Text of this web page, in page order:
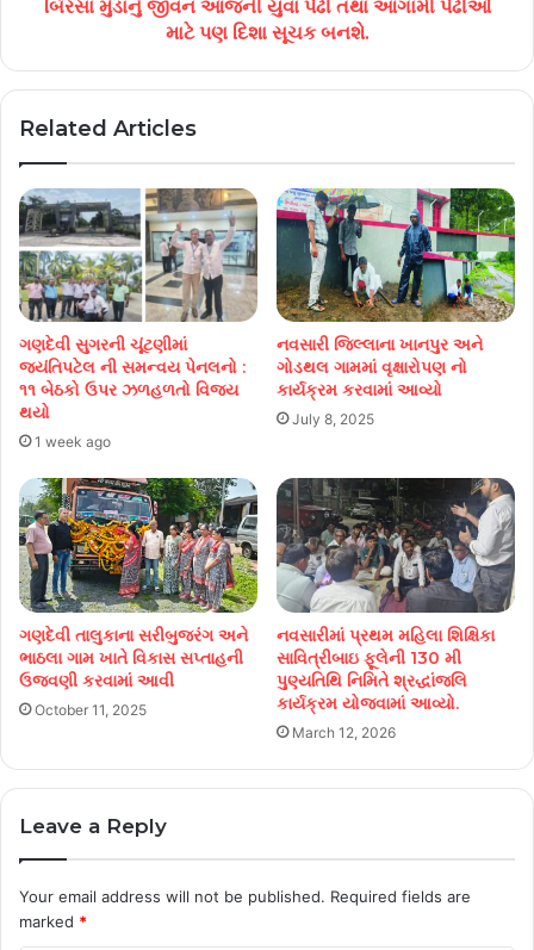
બિરસા મુંડાનું જીવન આજની યુવા પેઢી તથા આગામી પેઢીઓ
માટે પણ દિશા સૂચક બનશે.
Related Articles
ગણદેવી સુગરની ચૂંટણીમાં
જયંતિપટેલ ની સમન્વય પેનલનો :
૧૧ બેઠકો ઉપર ઝળહળતો વિજય
થયો
1 week ago
નવસારી જિલ્લાના ખાનપુર અને
ગોડથલ ગામમાં વૃક્ષારોપણ નો
કાર્યક્રમ કરવામાં આવ્યો
July 8, 2025
ગણદેવી તાલુકાના સરીબુજરંગ અને
ભાઠલા ગામ ખાતે વિકાસ સપ્તાહની
ઉજવણી કરવામાં આવી
October 11, 2025
નવસારીમાં પ્રથમ મહિલા શિક્ષિકા
સાવિત્રીબાઇ ફૂલેની 130 મી
પુણ્યતિથિ નિમિતે શ્રદ્ધાંજલિ
કાર્યક્રમ યોજવામાં આવ્યો.
March 12, 2026
Leave a Reply
Your email address will not be published. Required fields are
marked *